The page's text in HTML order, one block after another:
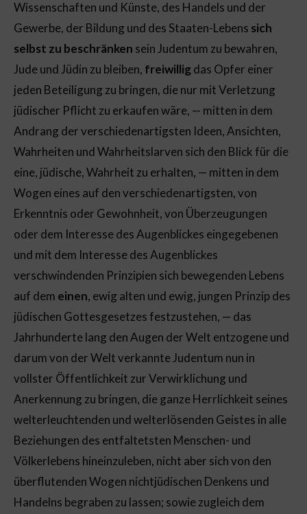
Wissenschaften und Künste, des Handels und der
Gewerbe, der Bildung und des Staaten-Lebens sich
selbst zu beschränken sein Judentum zu bewahren,
Jude und Jüdin zu bleiben, freiwilligdas Opfer einer
jeden Beteiligung zu bringen, die nur mit Verletzung
jüdischer Pflicht zu erkaufen wäre, — mitten in dem
Andrang der verschiedenartigsten Ideen, Ansichten,
Wahrheiten und Wahrheitslarven sich den Blick für die
eine, jüdische, Wahrheit zu erhalten, — mitten in dem
Wogen eines auf den verschiedenartigsten, von
Erkenntnis oder Gewohnheit, von Überzeugungen
oder dem Interesse des Augenblickes eingegebenen
und mit dem Interesse des Augenblickes
verschwindenden Prinzipien sich bewegenden Lebens
auf dem einen, ewig alten und ewig, jungen Prinzip des
jüdischen Gottesgesetzes festzustehen, — das
Jahrhunderte lang den Augen der Welt entzogene und
darum von der Welt verkannte Judentum nun in
vollster Öffentlichkeit zur Verwirklichung und
Anerkennung zu bringen, die ganze Herrlichkeit seines
welterleuchtenden und welterlösenden Geistes in alle
Beziehungen des entfaltetsten Menschen- und
Völkerlebens hineinzuleben, nicht aber sich von den
überflutenden Wogen nichtjüdischen Denkens und
Handelns begraben zu lassen; sowie zugleich dem